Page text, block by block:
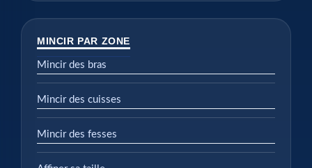
MINCIR PAR ZONE
Mincir des bras
Mincir des cuisses
Mincir des fesses